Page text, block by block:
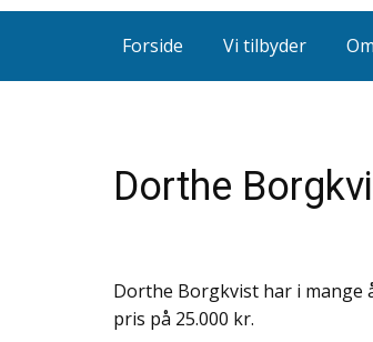
Forside Vi tilbyder
Dorthe
Dorthe Borgkvist har i mange
pris på 25.000 kr.